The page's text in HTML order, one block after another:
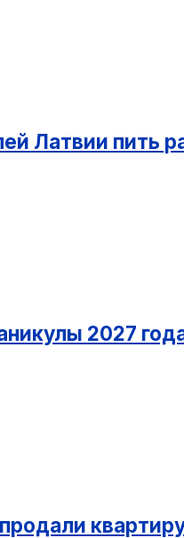
Латвии пить
2027
продали